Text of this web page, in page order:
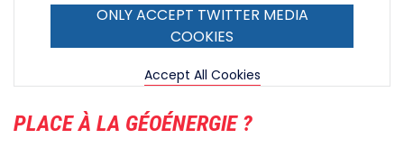
ONLY ACCEPT TWITTER MEDIA
COOKIES
Accept All Cookies
PLACE À LA GÉOÉNERGIE ?